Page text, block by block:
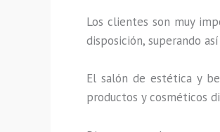
Los clientes son muy
disposición, superando
El salón de estética y
productos y cosméticos